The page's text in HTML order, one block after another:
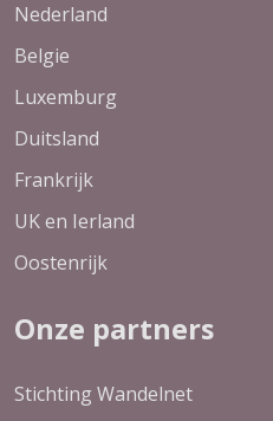
Nederland
Belgie
Luxemburg
Duitsland
Frankrijk
UK en Ierland
Oostenrijk
Onze partners
Stichting Wandelnet